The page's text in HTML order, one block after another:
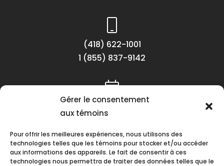
Gérer le consentement
aux témoins
Pour offrir les meilleures expériences, nous utilisons des
technologies telles que les témoins pour stocker et/ou accéder
aux informations des appareils. Le fait de consentir à ces
technologies nous permettra de traiter des données telles que le
(418) 622-1001
1 (855) 837-9142
Lundi au vendredi